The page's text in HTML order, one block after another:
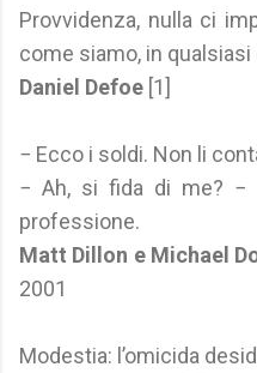
Provvidenza, nulla ci
come siamo, in
Daniel Defoe [1]
− Ecco i soldi. Non li
− Ah, si fida di me? −
professione.
Matt Dillon e Michael
2001
Modestia: l’omicida